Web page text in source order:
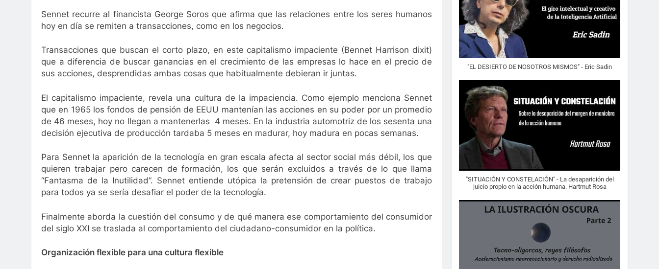
Sennet recurre al financista George Soros que afirma que las relaciones entre los seres humanos
hoy en día se remiten a transacciones, como en los negocios.
Transacciones que buscan el corto plazo, en este capitalismo impaciente (Bennet Harrison dixit)
que a diferencia de buscar ganancias en el crecimiento de las empresas lo hace en el precio de
sus acciones, desprendidas ambas cosas que habitualmente debieran ir juntas.
El capitalismo impaciente, revela una cultura de la impaciencia. Como ejemplo menciona Sennet
que en 1965 los fondos de pensión de EEUU mantenían las acciones en su poder por un promedio
de 46 meses, hoy no llegan a mantenerlas 4 meses. En la industria automotriz de los sesenta una
decisión ejecutiva de producción tardaba 5 meses en madurar, hoy madura en pocas semanas.
Para Sennet la aparición de la tecnología en gran escala afecta al sector social más débil, los que
quieren trabajar pero carecen de formación, los que serán excluidos a través de lo que llama
“Fantasma de la Inutilidad”. Sennet entiende utópica la pretensión de crear puestos de trabajo
para todos ya se sería desafiar el poder de la tecnología.
Finalmente aborda la cuestión del consumo y de qué manera ese comportamiento del consumidor
del siglo XXI se traslada al comportamiento del ciudadano-consumidor en la política.
Organización flexible para una cultura flexible
"EL DESIERTO DE NOSOTROS MISMOS" - Eric Sadin
"SITUACIÓN Y CONSTELACIÓN" - La desaparición del
juicio propio en la acción humana. Hartmut Rosa